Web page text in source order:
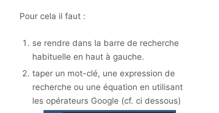
Pour cela il faut :
se rendre dans la barre de recherche
habituelle en haut à gauche.
taper un mot-clé, une expression de
recherche ou une équation en utilisant
les opérateurs Google (cf. ci dessous)